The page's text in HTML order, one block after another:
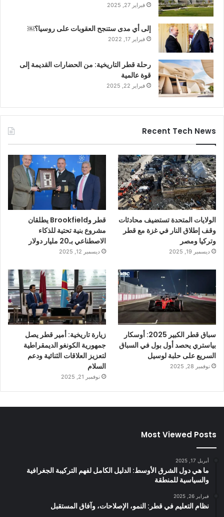
فبراير 27, 2025
إلى أي مدى ستنجح العقوبات على روسيا؟￼
فبراير 17, 2022
رحلة قطر التاريخية: من الحضارات القديمة إلى
قوة عالمية
فبراير 22, 2025
Recent Tech News
الولايات المتحدة تستضيف محادثات
وقف إطلاق النار في غزة مع قطر
وتركيا ومصر
ديسمبر 19, 2025
قطر وBrookfield يطلقان
مشروع بنية تحتية للذكاء
الاصطناعي بـ20 مليار دولار
ديسمبر 12, 2025
سباق قطر الكبير 2025: أوسكار
بياستري يحصد أول بول في السباق
السريع على حلبة لوسيل
نوفمبر 28, 2025
زيارة تاريخية: أمير قطر يصل
جمهورية الكونغو الديمقراطية
لتعزيز العلاقات الثنائية ودعم
السلام
نوفمبر 21, 2025
Most Viewed Posts
أبريل 17, 2025
ما هي دول الشرق الأوسط: الدليل الكامل لفهم التركيبة الجغرافية
والسياسية للمنطقة
فبراير 26, 2025
نظام التعليم في قطر: النمو، الإصلاحات، وآفاق المستقبل